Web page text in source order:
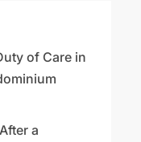
of Care in
a